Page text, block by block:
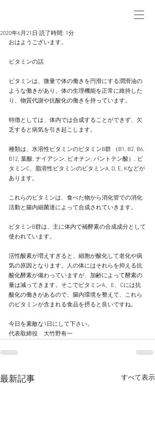
2020年6月21日 読了時間: 1分
おはようございます。
ビタミンの話
ビタミンは、微量で体の働きを円滑にする潤滑油の
ような働きがあり、体の生理機能を正常に維持した
り、物質代謝や抗酸化の働きを持っています。
特徴としては、体内では合成することができず、欠
乏すると病気を引き起こします。
種類は、水溶性ビタミンのビタミンB群 （B1, B2, B6,
B12, 葉酸, ナイアシン, ビオチン, パントテン酸）, ビ
タミンC、脂溶性ビタミンのビタミンA, D, E, Kなどが
あります。
これらのビタミンは、食べた物から消化管での消化
活動と腸内細菌達によって合成されていきます。
ビタミンB群は、主に体内で補酵素の合成成分として
使われています。
活性酸素が増えすぎると、細胞が酸化して老化や病
気の原因となります。人の体にはそれらを抑える抗
酸化酵素が備わっていますが、加齢によって酵素の
量は減ってきます。そこでビタミンA、E、Cには抗
酸化の働きがあるので、腸内環境を整えて、これら
のビタミンが含まれる食品を摂ると良いですね。
今日を素敵な1日にして下さい。
代表取締役　大竹野有一
最新記事 すべて表示